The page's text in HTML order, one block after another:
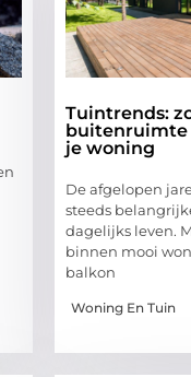
Tuintrends:
buitenruimte
je woning
De afgelopen
steeds
dagelijks leven.
binnen mooi
balkon
Woning En Tuin